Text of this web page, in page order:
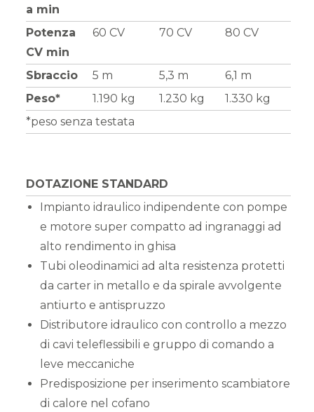
a min
Potenza
CV min
60 CV 70 CV 80 CV
Sbraccio 5 m 5,3 m
6,1 m
Peso*
1.190 kg 1.230 kg
1.330 kg
*peso senza testata
DOTAZIONE STANDARD
Impianto idraulico indipendente con pompe
e motore super compatto ad ingranaggi ad
alto rendimento in ghisa
Tubi oleodinamici ad alta resistenza protetti
da carter in metallo e da spirale avvolgente
antiurto e antispruzzo
Distributore idraulico con controllo a mezzo
di cavi teleflessibili e gruppo di comando a
leve meccaniche
Predisposizione per inserimento scambiatore
di calore nel cofano